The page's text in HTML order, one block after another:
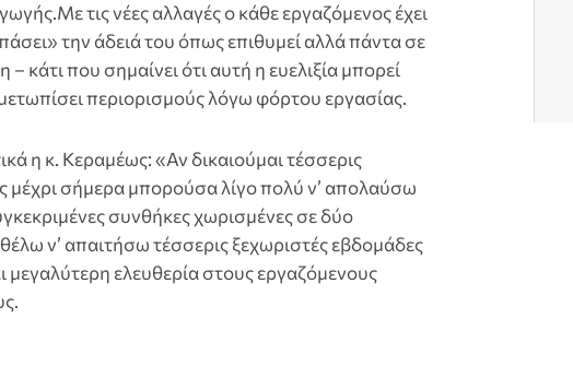
τις νέες αλλαγές ο κάθε εργαζόμενος έχει
την άδειά του όπως επιθυμεί αλλά πάντα σε
κάτι που σημαίνει ότι αυτή η ευελιξία μπορεί
περιορισμούς λόγω φόρτου εργασίας.
η κ. Κεραμέως: «Αν δικαιούμαι τέσσερις
μέχρι σήμερα μπορούσα λίγο πολύ ν’ απολαύσω
συνθήκες χωρισμένες σε δύο
ν’ απαιτήσω τέσσερις ξεχωριστές εβδομάδες
μεγαλύτερη ελευθερία στους εργαζόμενους